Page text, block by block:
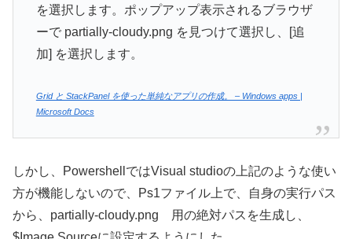
を選択します。ポップアップ表示されるブラウザ
ーで partially-cloudy.png を見つけて選択し、[追
加] を選択します。
Grid と StackPanel を使った単純なアプリの作成。 – Windows apps |
Microsoft Docs
しかし、PowershellではVisual studioの上記のような使い
方が機能しないので、Ps1ファイル上で、自身の実行パス
から、partially-cloudy.png 用の絶対パスを生成し、